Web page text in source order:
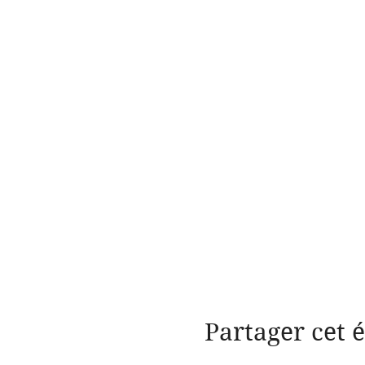
Partager cet